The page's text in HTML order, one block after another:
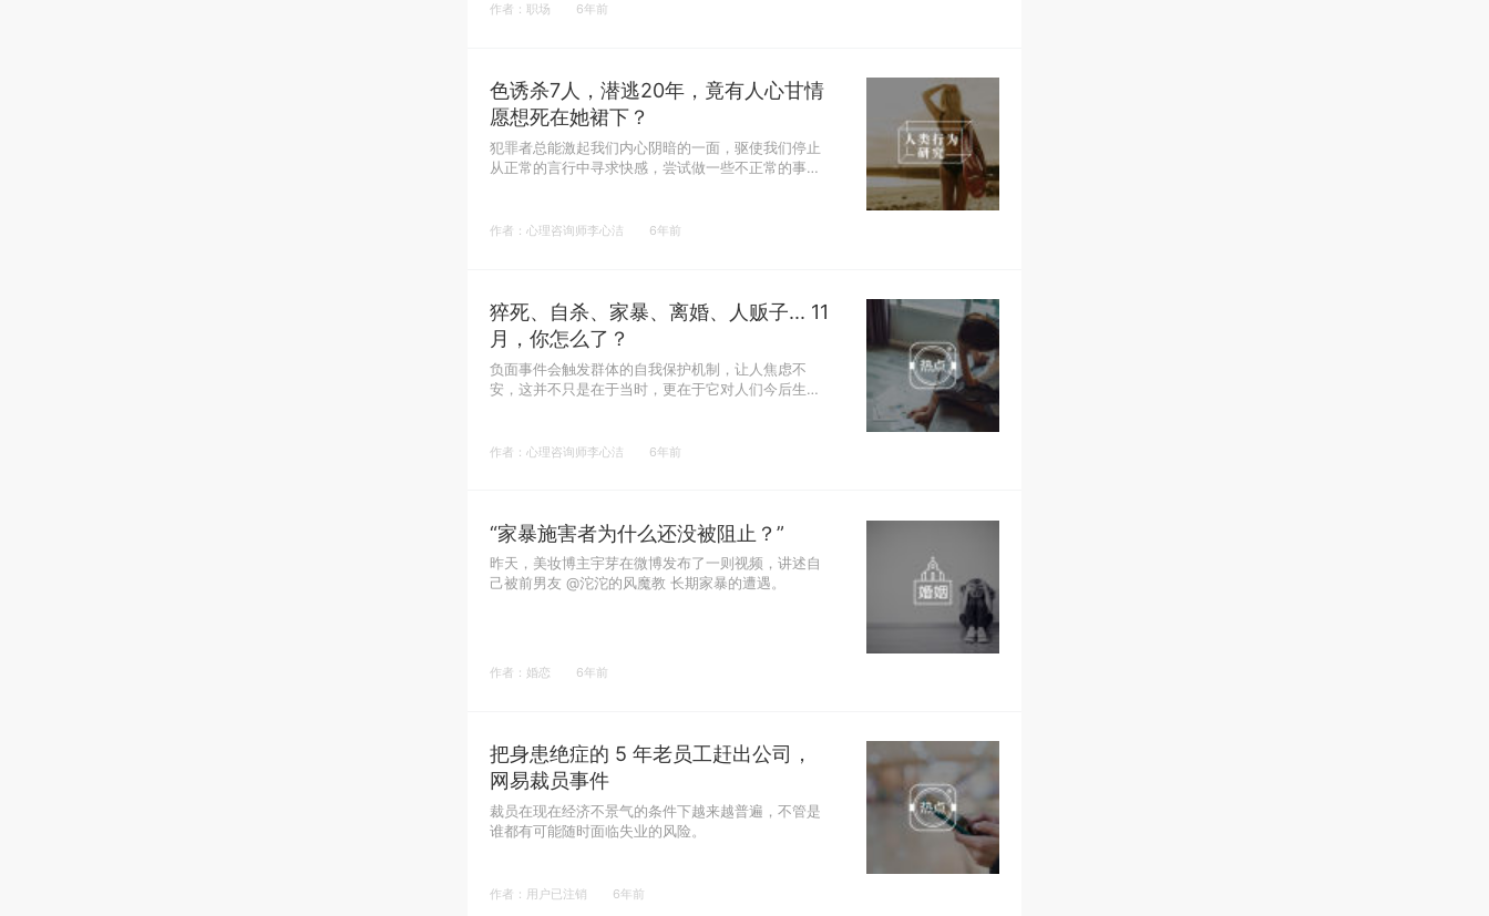
作者：职场 6年前
色诱杀7人，潜逃20年，竟有人心甘情
愿想死在她裙下？
犯罪者总能激起我们内心阴暗的一面，驱使我们停止
从正常的言行中寻求快感，尝试做一些不正常的事
作者：心理咨询师李心洁 6年前
猝死、自杀、家暴、离婚、人贩子... 11
月，你怎么了？
负面事件会触发群体的自我保护机制，让人焦虑不
安，这并不只是在于当时，更在于它对人们今后生活
作者：心理咨询师李心洁 6年前
“家暴施害者为什么还没被阻止？”
昨天，美妆博主宇芽在微博发布了一则视频，讲述自
己被前男友 @沱沱的风魔教 长期家暴的遭遇。
作者：婚恋 6年前
把身患绝症的 5 年老员工赶出公司，
网易裁员事件
裁员在现在经济不景气的条件下越来越普遍，不管是
谁都有可能随时面临失业的风险。
作者：用户已注销 6年前